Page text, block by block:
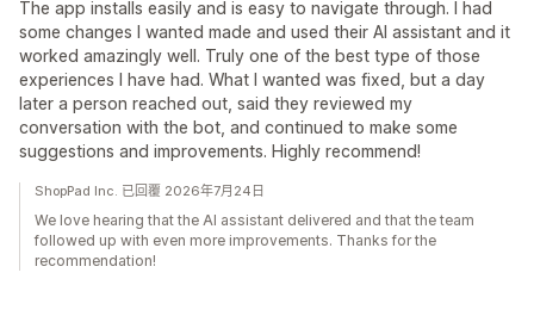
The app installs easily and is easy to navigate through. I had
some changes I wanted made and used their AI assistant and it
worked amazingly well. Truly one of the best type of those
experiences I have had. What I wanted was fixed, but a day
later a person reached out, said they reviewed my
conversation with the bot, and continued to make some
suggestions and improvements. Highly recommend!
ShopPad Inc. 已回覆 2026年7月24日
We love hearing that the AI assistant delivered and that the team
followed up with even more improvements. Thanks for the
recommendation!